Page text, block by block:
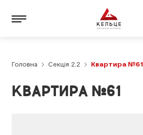
Головна Секція 2.2 Квартира №61
КВАРТИРА №61